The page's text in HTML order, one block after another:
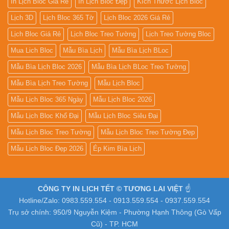
Lịch 3D Lịch Bloc 365 Tờ Lịch Bloc 2026 Giá Rẻ
Lịch Bloc Giá Rẻ Lịch Bloc Treo Tường Lịch Treo Tường Bloc
Mua Lich Bloc Mẫu Bìa Lịch Mẫu Bìa Lịch BLoc
Mẫu Bìa Lịch Bloc 2026 Mẫu Bìa Lịch BLoc Treo Tường
Mẫu Bìa Lịch Treo Tường Mẫu Lịch Bloc
Mẫu Lịch Bloc 365 Ngày Mẫu Lịch Bloc 2026
Mẫu Lịch Bloc Khổ Đại Mẫu Lịch Bloc Siêu Đại
Mẫu Lịch Bloc Treo Tường Mẫu Lịch Bloc Treo Tường Đẹp
Mẫu Lịch Bloc Đẹp 2026 Ép Kim Bìa Lịch
CÔNG TY IN LỊCH TẾT © TƯƠNG LAI VIỆT ☝️
Hotline/Zalo: 0983.559.554 - 0913.559.554 - 0937.559.554
Trụ sở chính: 950/9 Nguyễn Kiệm - Phường Hạnh Thông (Gò Vấp
Cũ) - TP. HCM